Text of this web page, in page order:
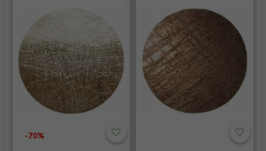
-70%